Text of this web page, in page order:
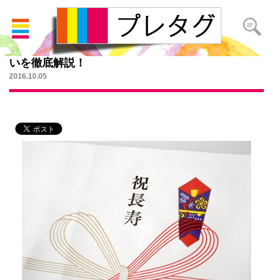
母親の健康を祈ってプレゼントを！還暦など長寿祝
いを徹底解説！
2016.10.05